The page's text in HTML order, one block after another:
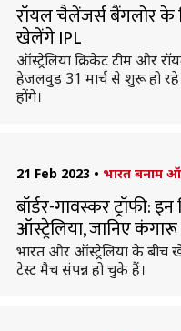
रॉयल चैलेंजर्स बैंगलोर
खेलेंगे IPL
ऑस्ट्रेलिया क्रिकेट टीम और
हेजलवुड 31 मार्च से शुरू हो रहे
होंगे।
21 Feb 2023 • भारत बनाम
बॉर्डर-गावस्कर ट्रॉफी:
ऑस्ट्रेलिया, जानिए
भारत और ऑस्ट्रेलिया के बीच
टेस्ट मैच संपन्न हो चुके हैं।